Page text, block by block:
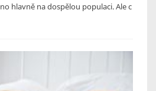
hlavně na dospělou populaci. Ale c